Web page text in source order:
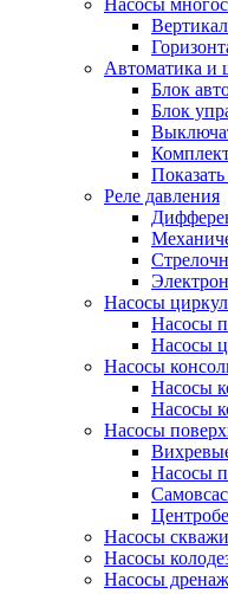
Насосы
Автоматика и
Блок
Блок
Показать
Реле давления
Насосы
Насосы
Насосы
Насосы
Насосы
Насосы
Насосы
Насосы
Насосы
Насосы
Насосы